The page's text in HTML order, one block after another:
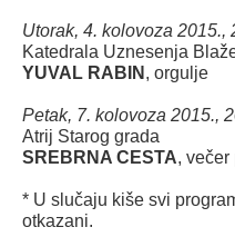
Utorak, 4. kolovoza 2015.,
Katedrala Uznesenja
YUVAL RABIN , orgulje
Petak, 7. kolovoza 2015.,
Atrij Starog grada
SREBRNA CESTA,
* U slučaju kiše svi
otkazani.